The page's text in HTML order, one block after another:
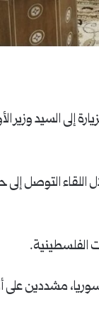
إلى السيد وزير
اللقاء التوصل
الفلسطينية.
مشددين على